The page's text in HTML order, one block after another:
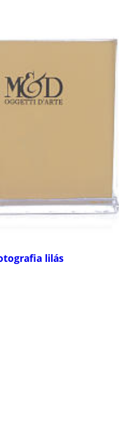
lilás